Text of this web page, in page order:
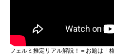
フェルミ推定リアル解説！＝お題は「